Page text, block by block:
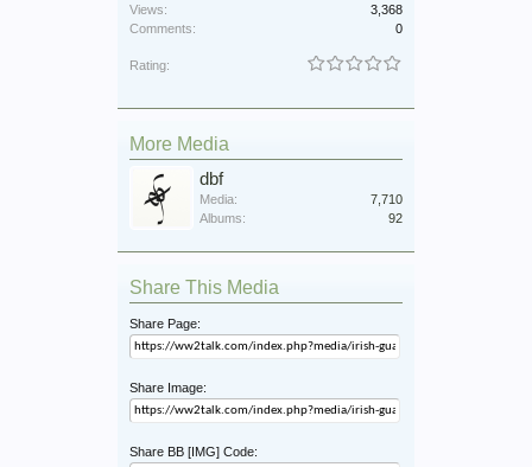
Views:
3,368
Comments:
0
Rating:
More Media
dbf
Media:
7,710
Albums:
92
Share This Media
Share Page:
Share Image:
Share BB [IMG] Code: